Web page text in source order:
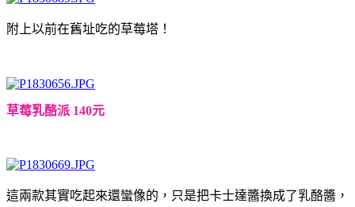
附上以前在舊址吃的草莓塔！
草莓乳酪派 140元
這兩款其實吃起來還蠻像的，只是把卡士達醬換成了乳酪醬，